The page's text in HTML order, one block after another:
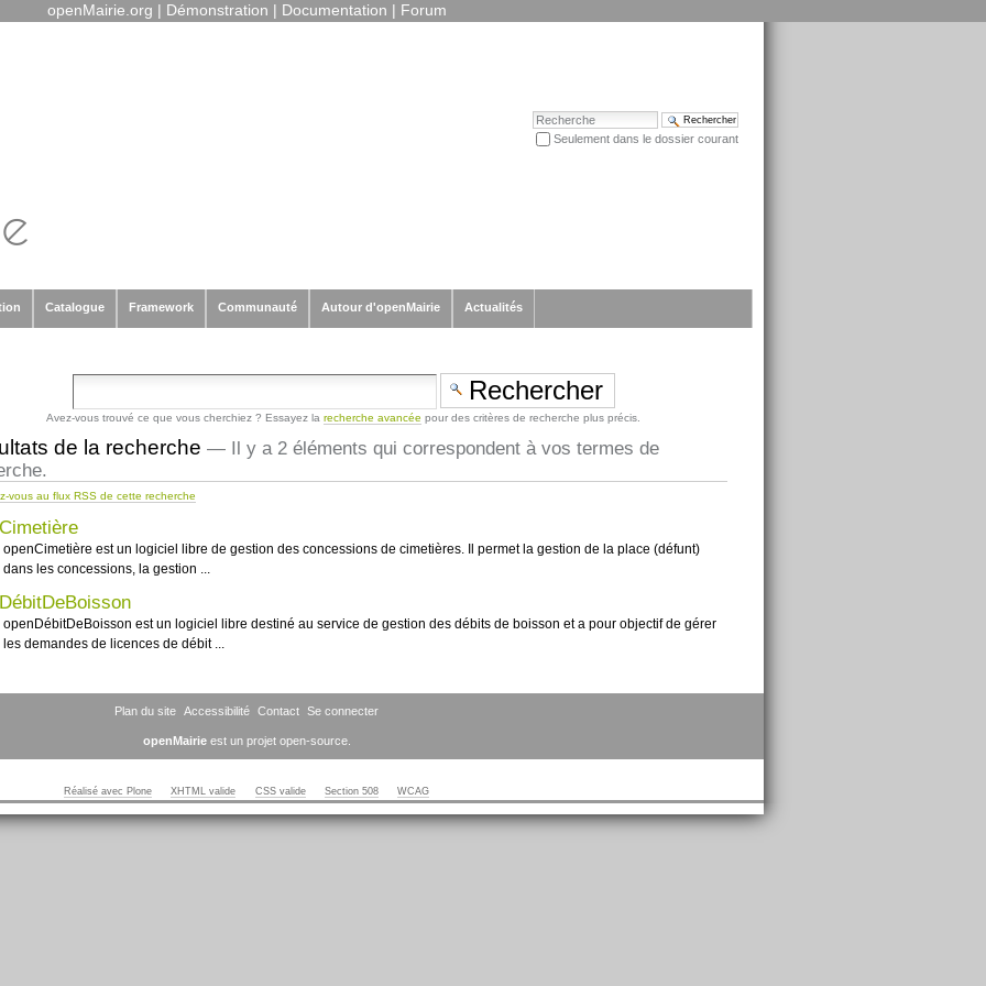
openMairie.org | Démonstration | Documentation | Forum
Chercher par
Seulement dans le dossier courant
Catalogue Framework Communauté Autour d'openMairie Actualités
Avez-vous trouvé ce que vous cherchiez ? Essayez la recherche avancée pour des critères de recherche plus précis.
de la recherche — Il y a 2 éléments qui correspondent à vos termes de
vous au flux RSS de cette recherche
openCimetière est un logiciel libre de gestion des concessions de cimetières. Il permet la gestion de la place (défunt)
dans les concessions, la gestion ...
openDébitDeBoisson est un logiciel libre destiné au service de gestion des débits de boisson et a pour objectif de gérer
les demandes de licences de débit ...
Plan du site Accessibilité Contact Se connecter
openMairieest un projet open-source.
Réalisé avec Plone XHTML valide CSS valide Section 508 WCAG